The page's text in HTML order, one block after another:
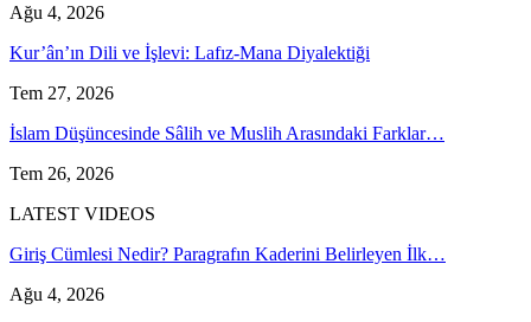
Ağu 4, 2026
Kur’ân’ın Dili ve İşlevi: Lafız-Mana Diyalektiği
Tem 27, 2026
İslam Düşüncesinde Sâlih ve Muslih Arasındaki Farklar…
Tem 26, 2026
LATEST VIDEOS
Giriş Cümlesi Nedir? Paragrafın Kaderini Belirleyen İlk…
Ağu 4, 2026